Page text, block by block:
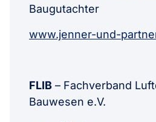
Baugutachter
www.jenner-und-
FLIB – Fachverband
Bauwesen e.V.